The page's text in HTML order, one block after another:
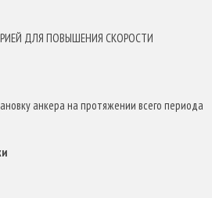
ДЛЯ ПОВЫШЕНИЯ СКОРОСТИ
анкера на протяжении всего периода